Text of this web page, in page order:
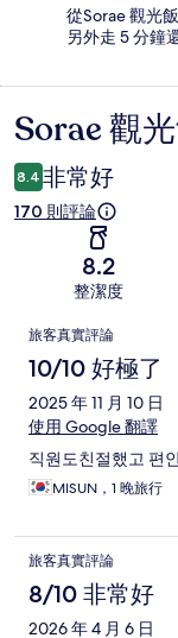
從Sorae 觀光
另外走 5 分鐘
評
論
Sorae 觀
8.4 非常好
170 則評論
8.2
整潔度
評
論
旅客真實評論
10/10 好極了
2025 年 11 月 10 日
使用 Google 翻譯
직원도친절했고 편
MISUN，1 晚旅行
旅客真實評論
8/10 非常好
2026 年 4 月 6 日